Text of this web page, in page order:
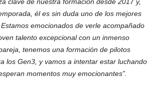
clave de nuestra formación desde 2017 y,
él es sin duda uno de los mejores
emocionados de verle acompañado
talento excepcional con un inmenso
tenemos una formación de pilotos
los Gen3, y vamos a intentar estar luchando
momentos muy emocionantes”.